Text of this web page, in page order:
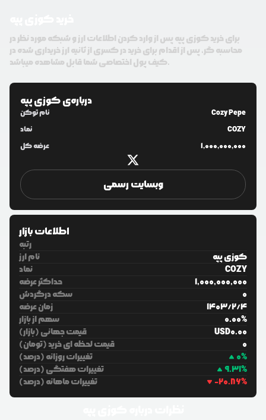
برای خرید کوزی پپه پس از وارد کردن اطلاعات ارز و شبکه مورد نظر در
محاسبه گر، پس از اقدام برای خرید در کسری از ثانیه ارز خریداری شده در
کیف پول اختصاصی شما قابل مشاهده میباشد.
درباره‌یکوزی پپه
نام توکن
Cozy Pepe
نماد
COZY
عرضه کل
1,000,000,000
وبسایت رسمی
اطلاعات بازار
رتبه
نام ارز
کوزی پپه
نماد
COZY
حداکثر عرضه
1,000,000,000
سکه درگردش
0
زمان عرضه
1403/2/4
سهم از بازار
0.00%
قیمت جهانی (بازار)
USD0.00
قیمت لحظه ای خرید (تومان)
0
تغییرات روزانه (درصد)
0%
تغییرات هفتگی (درصد)
9.31%
تغییرات ماهانه (درصد)
-20.86%